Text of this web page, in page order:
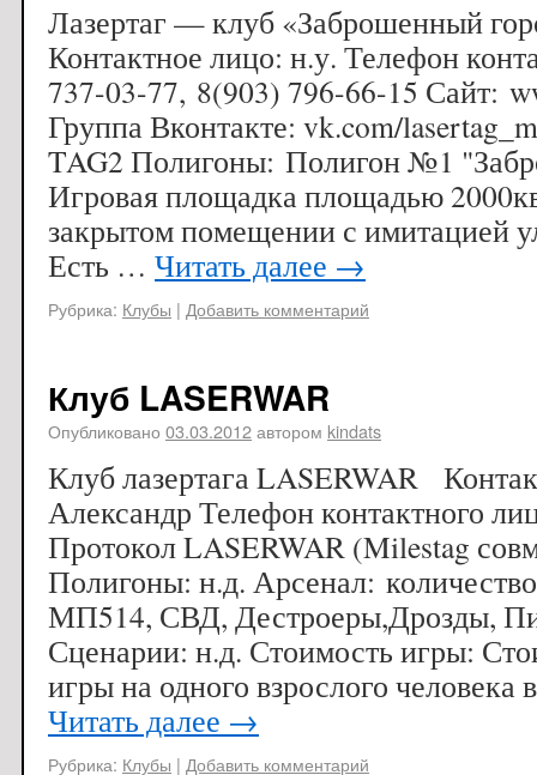
Лазертаг — клуб «Заброшенный
Контактное лицо: н.у. Телефон
737-03-77, 8(903) 796-66-15 Сайт:
Группа Вконтакте: vk.com/
TAG2 Полигоны: Полигон №1
Игровая площадка площадью
закрытом помещении с имитацией
Есть … Читать далее →
Рубрика: Клубы | Добавить комментарий
Клуб LASERWAR
Опубликовано 03.03.2012автором kindats
Клуб лазертага LASERWAR
Александр Телефон контактного
Протокол LASERWAR (Milestag
Полигоны: н.д. Арсенал:
МП514, СВД, Дестроеры,Дрозды,
Сценарии: н.д. Стоимость игры:
игры на одного взрослого
Читать далее →
Рубрика: Клубы | Добавить комментарий